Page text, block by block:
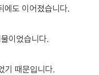
에도 이어졌습니다.
이었습니다.
기 때문입니다.